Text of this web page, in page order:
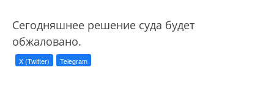
Сегодняшнее решение суда будет
обжаловано.
X (Twitter) Telegram